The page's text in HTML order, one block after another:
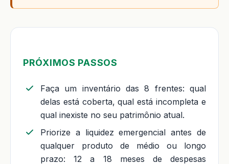
PRÓXIMOS PASSOS
Faça um inventário das 8 frentes: qual
delas está coberta, qual está incompleta e
qual inexiste no seu patrimônio atual.
Priorize a liquidez emergencial antes de
qualquer produto de médio ou longo
prazo: 12 a 18 meses de despesas